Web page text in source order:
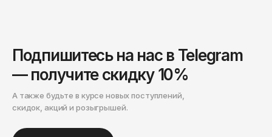
Подпишитесь на нас в Telegram
— получите скидку 10%
А также будьте в курсе новых поступлений,
скидок, акций и розыгрышей.